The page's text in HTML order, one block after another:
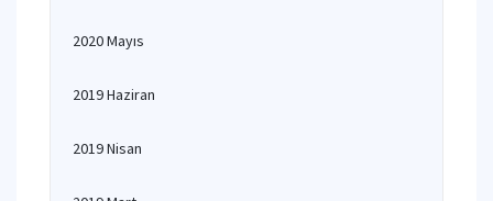
2020 Mayıs
2019 Haziran
2019 Nisan